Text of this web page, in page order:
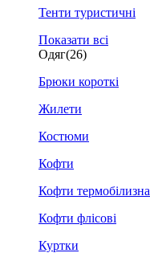
Тенти туристичні
Показати всі
Одяг(26)
Брюки короткі
Жилети
Костюми
Кофти
Кофти термобілизна
Кофти флісові
Куртки